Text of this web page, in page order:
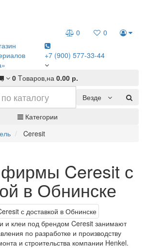
0
0
+7 (900) 577-33-44
0 Tоваров,на 0.00 р.
Везде
Категории
Ceresit
Ceresit с
в Обнинске
и клеи под брендом Ceresit занимают
по разработке и производству
и строительства компании Henkel.